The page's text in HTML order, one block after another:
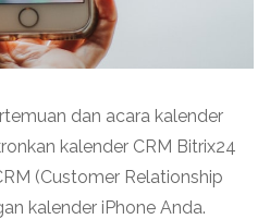
dan acara kalender
kalender CRM Bitrix24
(Customer Relationship
kalender iPhone Anda.